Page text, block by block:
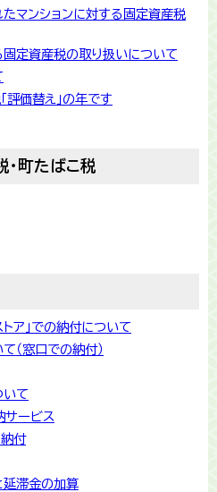
マンションに対する固定資産税
定資産税の取り扱いについて
価替え」の年です
・町たばこ税
ア」での納付について
（窓口での納付）
いて
サービス
付
滞金の加算